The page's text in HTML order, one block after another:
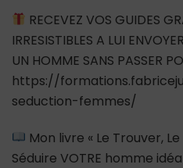
RECEVEZ VOS GUIDES
IRRESISTIBLES A LUI
UN HOMME SANS PASSER
https://
seduction-femmes/
Mon livre « Le Trouver,
Séduire VOTRE homme